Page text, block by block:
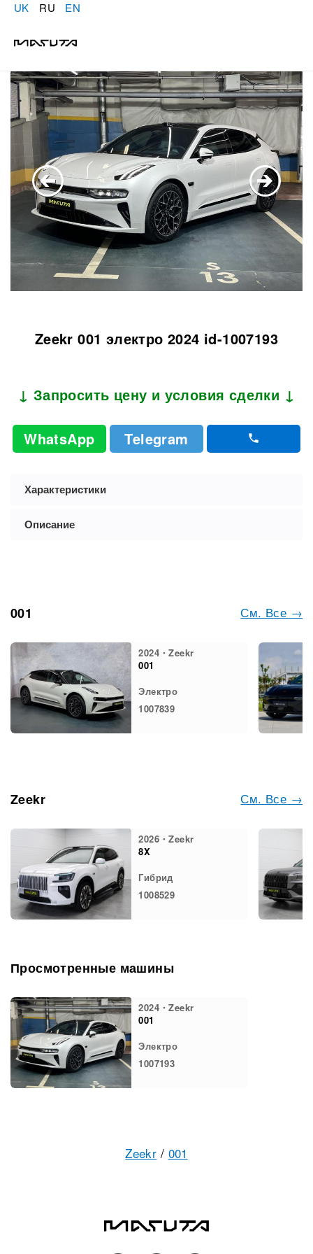
UK RU EN
Zeekr 001 электро 2024 id-1007193
↓ Запросить цену и условия сделки ↓
WhatsApp Telegram
Характеристики
Описание
См. Все →
001
2024・Zeekr
001
Электро
1007839
См. Все →
Zeekr
2026・Zeekr
8X
Гибрид
1008529
Просмотренные машины
2024・Zeekr
001
Электро
1007193
Zeekr / 001